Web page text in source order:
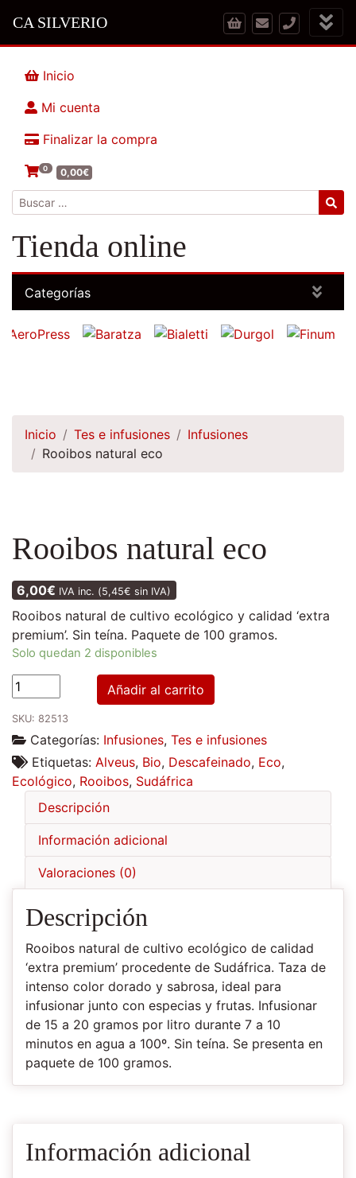
CA SILVERIO
Inicio
Mi cuenta
Finalizar la compra
0 0,00€
Buscar:
Tienda online
Categorías
Inicio Tes e infusiones
Infusiones
Rooibos natural eco
Rooibos natural eco
6,00€ IVA inc. (5,45€ sin IVA)
Rooibos natural de cultivo ecológico y calidad ‘extra
premium’. Sin teína. Paquete de 100 gramos.
Solo quedan 2 disponibles
Rooibos
natural
eco
cantidad
Añadir al carrito
SKU: 82513
Categorías: Infusiones, Tes e infusiones
Etiquetas: Alveus, Bio, Descafeinado, Eco,
Ecológico, Rooibos, Sudáfrica
Descripción
Información adicional
Valoraciones (0)
Descripción
Rooibos natural de cultivo ecológico de calidad
‘extra premium’ procedente de Sudáfrica. Taza de
intenso color dorado y sabrosa, ideal para
infusionar junto con especias y frutas. Infusionar
de 15 a 20 gramos por litro durante 7 a 10
minutos en agua a 100º. Sin teína. Se presenta en
paquete de 100 gramos.
Información adicional